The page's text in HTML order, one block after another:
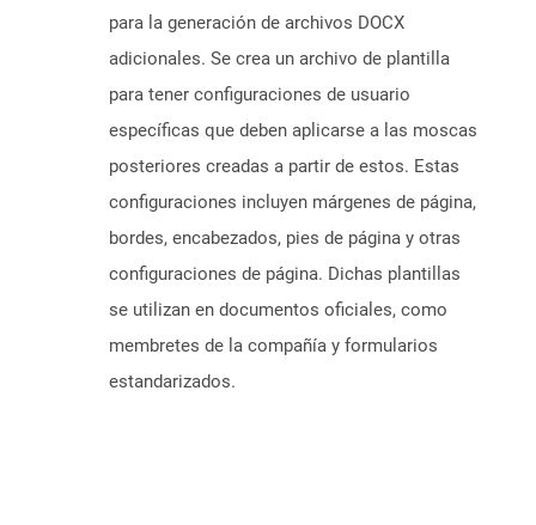
para la generación de archivos DOCX
adicionales. Se crea un archivo de plantilla
para tener configuraciones de usuario
específicas que deben aplicarse a las moscas
posteriores creadas a partir de estos. Estas
configuraciones incluyen márgenes de página,
bordes, encabezados, pies de página y otras
configuraciones de página. Dichas plantillas
se utilizan en documentos oficiales, como
membretes de la compañía y formularios
estandarizados.